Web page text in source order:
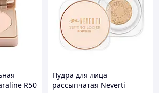
R50
Пудра для лица
рассыпчатая Neverti